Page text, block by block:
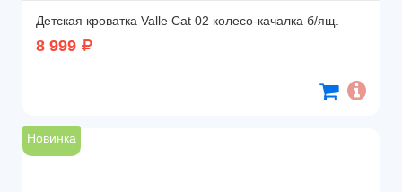
Детская кроватка Valle Cat 02 колесо-качалка б/ящ.
8 999
Новинка